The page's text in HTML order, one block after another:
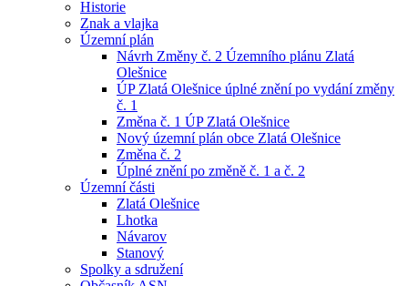
Historie
Znak a vlajka
Územní plán
Návrh Změny č. 2 Územního plánu Zlatá
Olešnice
ÚP Zlatá Olešnice úplné znění po vydání změny
č. 1
Změna č. 1 ÚP Zlatá Olešnice
Nový územní plán obce Zlatá Olešnice
Změna č. 2
Úplné znění po změně č. 1 a č. 2
Územní části
Zlatá Olešnice
Lhotka
Návarov
Stanový
Spolky a sdružení